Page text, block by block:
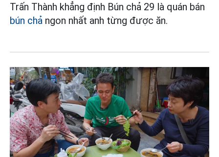
Trấn Thành khẳng định Bún chả 29 là quán bán
bún chả ngon nhất anh từng được ăn.